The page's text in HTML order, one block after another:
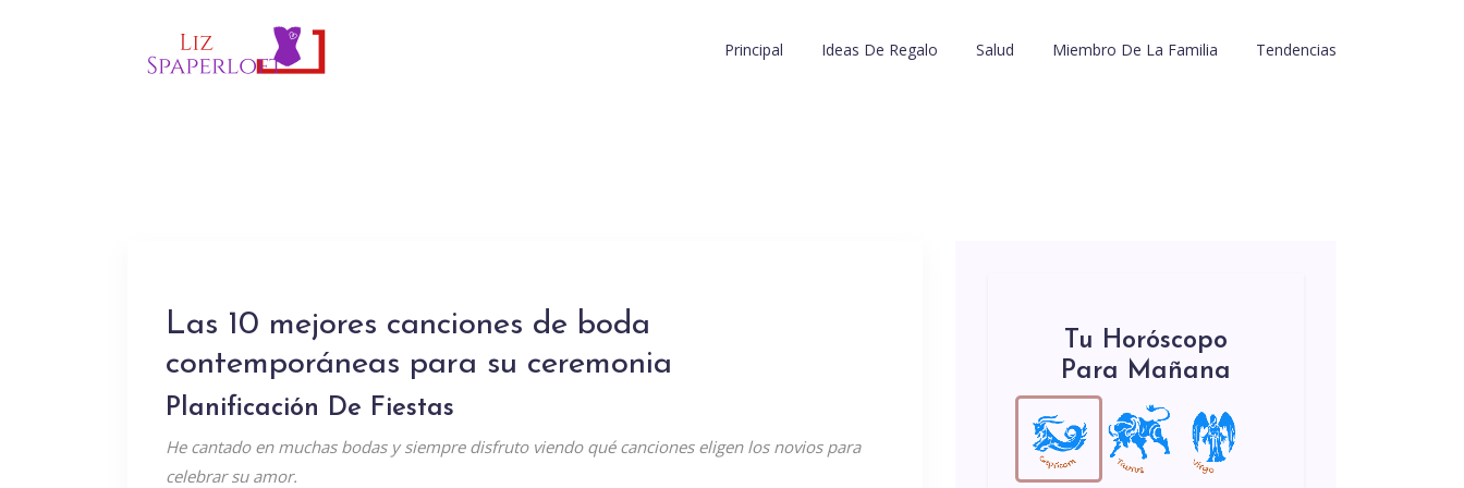
Principal Ideas De Regalo Salud Miembro De La Familia Tendencias
Las 10 mejores canciones de boda
contemporáneas para su ceremonia
Planificación De Fiestas
He cantado en muchas bodas y siempre disfruto viendo qué canciones eligen los novios para
celebrar su amor.
Tu Horóscopo
Para Mañana